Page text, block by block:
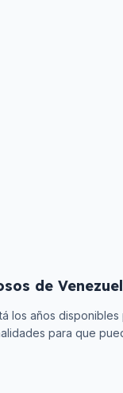
de
los años
para que